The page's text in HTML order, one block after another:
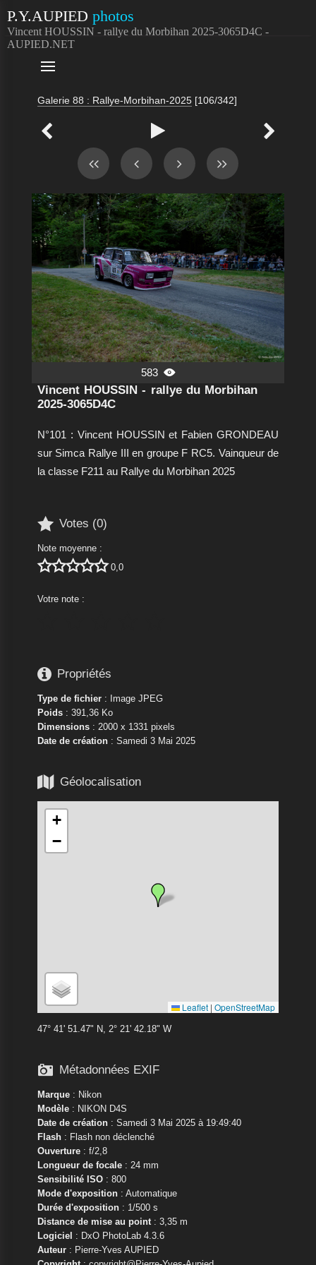
P.Y.AUPIED photos
Vincent HOUSSIN - rallye du Morbihan 2025-3065D4C -
AUPIED.NET

Galerie 88 : Rallye-Morbihan-2025 [106/342]
  
583 
Vincent HOUSSIN - rallye du Morbihan
2025-3065D4C
N°101 : Vincent HOUSSIN et Fabien GRONDEAU
sur Simca Rallye III en groupe F RC5. Vainqueur de
la classe F211 au Rallye du Morbihan 2025
 Votes (0)
Note moyenne :
 0,0
Votre note :
 Propriétés
Type de fichier: Image JPEG
Poids: 391,36 Ko
Dimensions: 2000 x 1331 pixels
Date de création: Samedi 3 Mai 2025
 Géolocalisation
+
−
Leaflet | OpenStreetMap
47° 41' 51.47" N, 2° 21' 42.18" W
 Métadonnées EXIF
Marque: Nikon
Modèle: NIKON D4S
Date de création: Samedi 3 Mai 2025 à 19:49:40
Flash: Flash non déclenché
Ouverture: f/2,8
Longueur de focale: 24 mm
Sensibilité ISO: 800
Mode d'exposition: Automatique
Durée d'exposition: 1/500 s
Distance de mise au point: 3,35 m
Logiciel : DxO PhotoLab 4.3.6
Auteur: Pierre-Yves AUPIED